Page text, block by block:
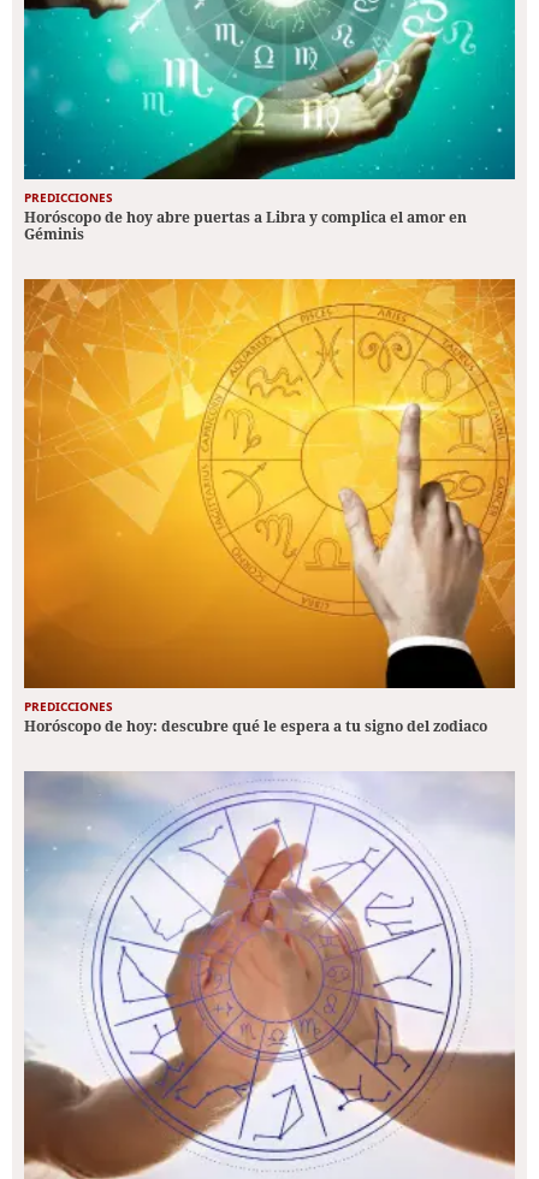
PREDICCIONES
Horóscopo de hoy abre puertas a Libra y complica el amor en
Géminis
PREDICCIONES
Horóscopo de hoy: descubre qué le espera a tu signo del zodiaco